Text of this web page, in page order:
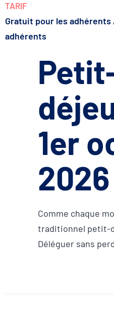
TARIF
Gratuit pour les
adhérents
1er
2026
Comme chaque
traditionnel petit-
Déléguer sans